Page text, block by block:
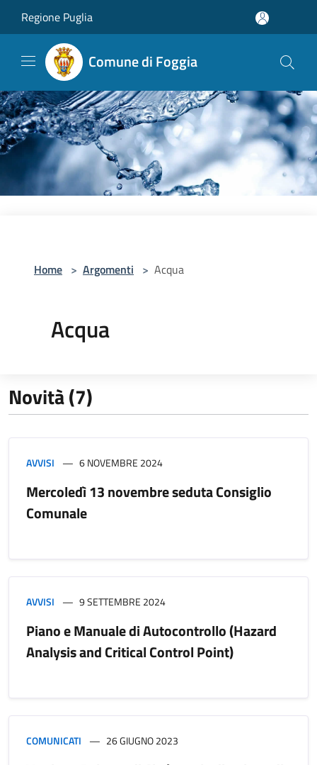
Regione Puglia
Comune di Foggia
Home > Argomenti > Acqua
Acqua
Novità (7)
AVVISI 6 NOVEMBRE 2024
Mercoledì 13 novembre seduta Consiglio
Comunale
AVVISI 9 SETTEMBRE 2024
Piano e Manuale di Autocontrollo (Hazard
Analysis and Critical Control Point)
COMUNICATI 26 GIUGNO 2023